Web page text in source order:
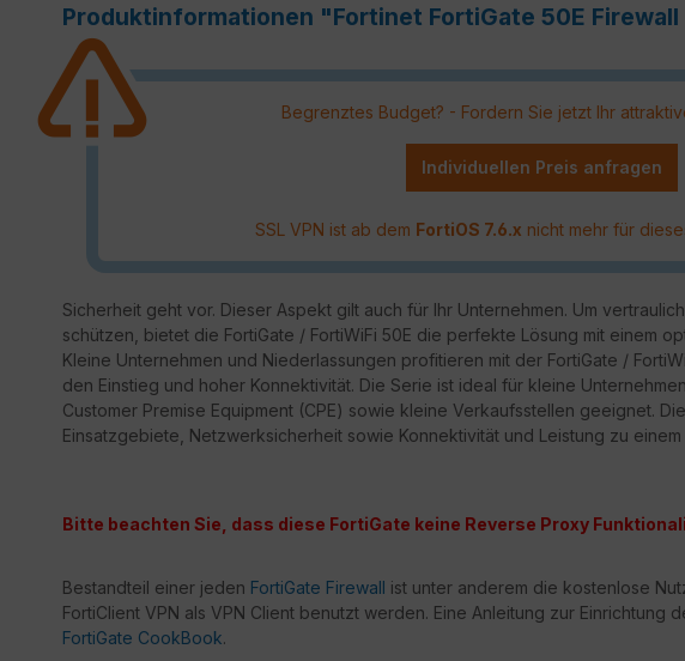
Produktinformationen "Fortinet FortiGate 50E
Begrenztes Budget? - Fordern Sie jetzt Ihr
Individuellen Preis anfragen
SSL VPN ist ab dem FortiOS 7.6.x nicht mehr für
Sicherheit geht vor. Dieser Aspekt gilt auch für Ihr Unternehmen. Um
schützen, bietet die FortiGate / FortiWiFi 50E die perfekte Lösung mit einem
Kleine Unternehmen und Niederlassungen profitieren mit der FortiGate /
den Einstieg und hoher Konnektivität. Die Serie ist ideal für kleine
Customer Premise Equipment (CPE) sowie kleine Verkaufsstellen geeignet.
Einsatzgebiete, Netzwerksicherheit sowie Konnektivität und Leistung zu
Bitte beachten Sie, dass diese FortiGate keine Reverse Proxy
Bestandteil einer jeden FortiGate Firewall ist unter anderem die kostenlose
FortiClient VPN als VPN Client benutzt werden. Eine Anleitung zur Einrichtung
FortiGate CookBook.